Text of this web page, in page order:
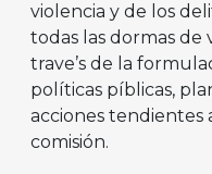
violencia y de los
todas las dormas de
trave’s de la
políticas píblicas,
acciones tendientes
comisión.